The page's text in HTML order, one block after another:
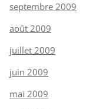
septembre 2009
août 2009
juillet 2009
juin 2009
mai 2009